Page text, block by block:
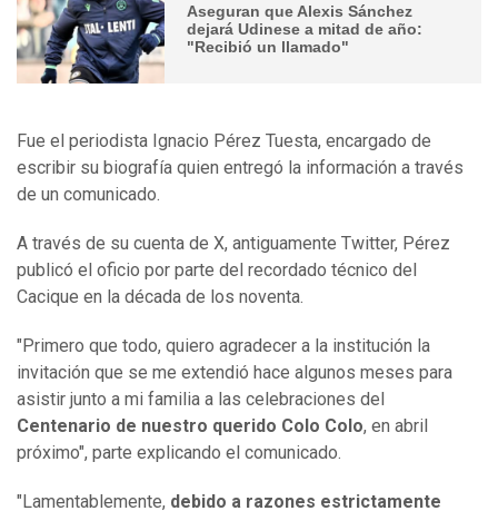
Aseguran que Alexis Sánchez
dejará Udinese a mitad de año:
"Recibió un llamado"
Fue el periodista Ignacio Pérez Tuesta, encargado de
escribir su biografía quien entregó la información a través
de un comunicado.
A través de su cuenta de X, antiguamente Twitter, Pérez
publicó el oficio por parte del recordado técnico del
Cacique en la década de los noventa.
"Primero que todo, quiero agradecer a la institución la
invitación que se me extendió hace algunos meses para
asistir junto a mi familia a las celebraciones del
Centenario de nuestro querido Colo Colo, en abril
próximo", parte explicando el comunicado.
"Lamentablemente, debido a razones estrictamente